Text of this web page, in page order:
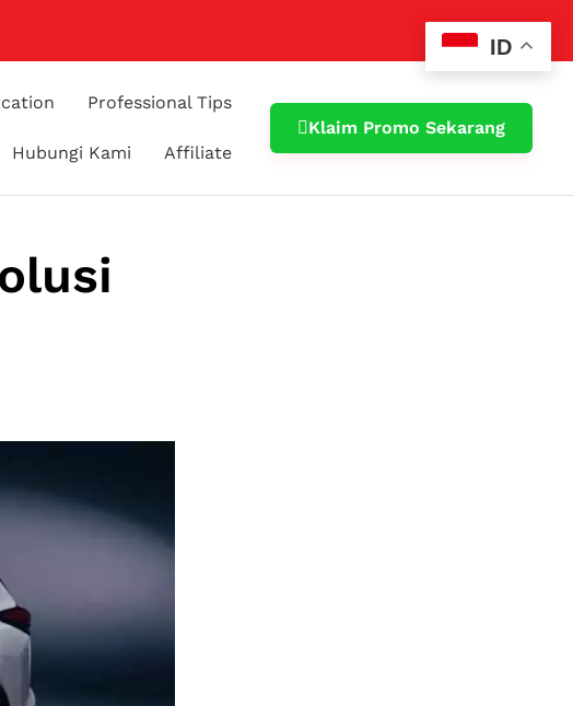
Professional Tips
Hubungi Kami Affiliate
Klaim Promo Sekarang
ID